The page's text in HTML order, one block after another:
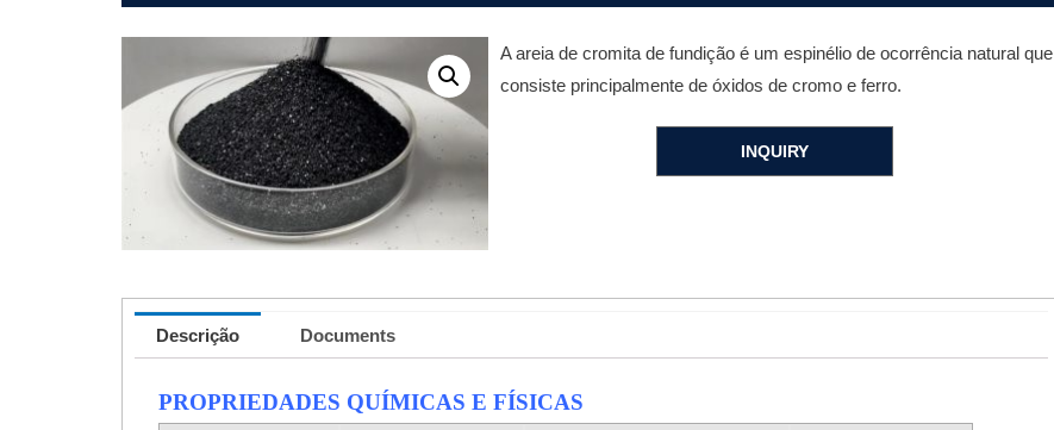
A areia de cromita de fundição é um espinélio de ocorrência natural que
consiste principalmente de óxidos de cromo e ferro.
INQUIRY
Descrição Documents
PROPRIEDADES QUÍMICAS E FÍSICAS